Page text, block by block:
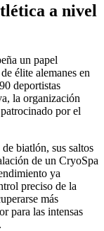
a nivel
un papel
élite alemanes en
deportistas
la organización
por el
biatlón, sus saltos
de un CryoSpa
ya
preciso de la
más
para las intensas